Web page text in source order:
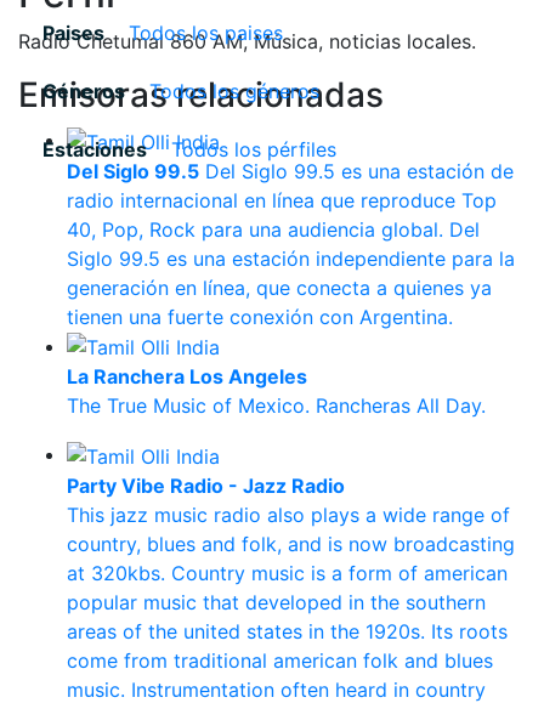
Paises Todos los paises
Géneros Todos los géneros
Estaciones Todos los pérfiles
Radio Chetumal 860 AM, Música, noticias locales.
Emisoras relacionadas
Del Siglo 99.5 Del Siglo 99.5 es una estación de
radio internacional en línea que reproduce Top
40, Pop, Rock para una audiencia global. Del
Siglo 99.5 es una estación independiente para la
generación en línea, que conecta a quienes ya
tienen una fuerte conexión con Argentina.
La Ranchera Los Angeles
The True Music of Mexico. Rancheras All Day.
Party Vibe Radio - Jazz Radio
This jazz music radio also plays a wide range of
country, blues and folk, and is now broadcasting
at 320kbs. Country music is a form of american
popular music that developed in the southern
areas of the united states in the 1920s. Its roots
come from traditional american folk and blues
music. Instrumentation often heard in country